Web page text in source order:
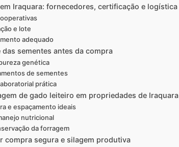
Iraquara: fornecedores, certificação e logística
e lote
adequado
sementes antes da compra
genética
de sementes
prática
de gado leiteiro em propriedades de Iraquara
e espaçamento ideais
nutricional
da forragem
compra segura e silagem produtiva